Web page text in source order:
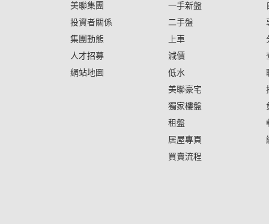
美聯集團
投資者關係
集團動態
人才招募
網站地圖
一手新盤
二手盤
上車
減價
低水
美聯豪宅
獨家樓盤
租盤
居屋專頁
買賣流程